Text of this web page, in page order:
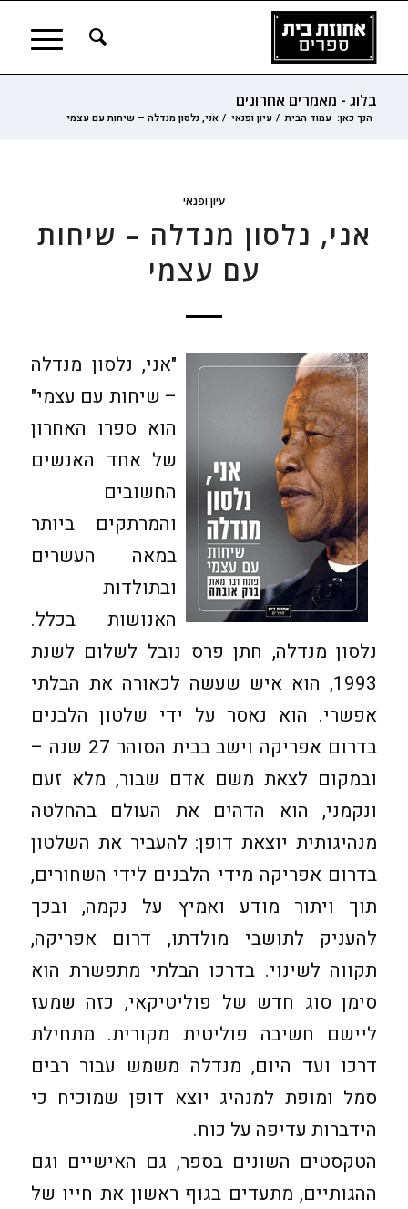
בלוג - מאמרים אחרונים
הנך כאן: עמוד הבית / עיון ופנאי / אני, נלסון מנדלה – שיחות עם עצמי
עיון ופנאי
אני, נלסון מנדלה – שיחות
עם עצמי
"אני, נלסון מנדלה
– שיחות עם עצמי"
הוא ספרו האחרון
של אחד האנשים
החשובים
והמרתקים ביותר
במאה העשרים
ובתולדות
האנושות בכלל.
נלסון מנדלה, חתן פרס נובל לשלום לשנת
1993, הוא איש שעשה לכאורה את הבלתי
אפשרי. הוא נאסר על ידי שלטון הלבנים
בדרום אפריקה וישב בבית הסוהר 27 שנה –
ובמקום לצאת משם אדם שבור, מלא זעם
ונקמני, הוא הדהים את העולם בהחלטה
מנהיגותית יוצאת דופן: להעביר את השלטון
בדרום אפריקה מידי הלבנים לידי השחורים,
תוך ויתור מודע ואמיץ על נקמה, ובכך
להעניק לתושבי מולדתו, דרום אפריקה,
תקווה לשינוי. בדרכו הבלתי מתפשרת הוא
סימן סוג חדש של פוליטיקאי, כזה שמעז
ליישם חשיבה פוליטית מקורית. מתחילת
דרכו ועד היום, מנדלה משמש עבור רבים
סמל ומופת למנהיג יוצא דופן שמוכיח כי
הידברות עדיפה על כוח.
הטקסטים השונים בספר, גם האישיים וגם
ההגותיים, מתעדים בגוף ראשון את חייו של